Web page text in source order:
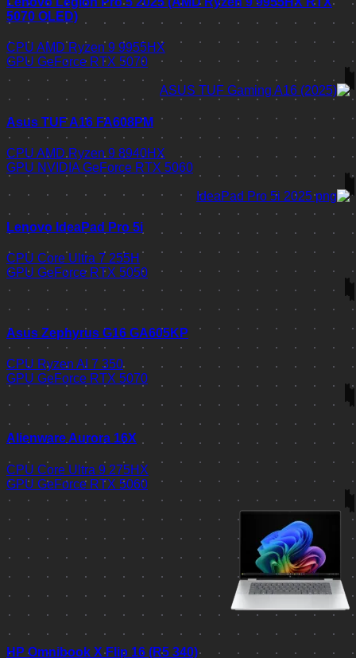
5070 OLED)
CPU AMD Ryzen 9 9955HX
GPU GeForce RTX 5070
Asus TUF A16 FA608PM
CPU AMD Ryzen 9 8940HX
GPU NVIDIA GeForce RTX 5060
Lenovo IdeaPad Pro 5i
CPU Core Ultra 7 255H
GPU GeForce RTX 5050
Asus Zephyrus G16 GA605KP
CPU Ryzen AI 7 350
GPU GeForce RTX 5070
Alienware Aurora 16X
CPU Core Ultra 9 275HX
GPU GeForce RTX 5060
HP Omnibook X Flip 16 (R5 340)